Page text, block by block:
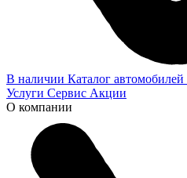
В наличии Каталог автомобилей
Услуги Сервис Акции
О компании